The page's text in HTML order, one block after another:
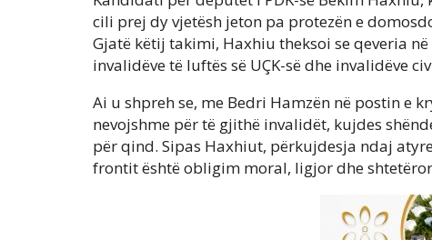
cili prej dy vjetësh jeton pa protezën e
Gjatë këtij takimi, Haxhiu theksoi se qeveria
invalidëve të luftës së UÇK-së dhe invalidëve
Ai u shpreh se, me Bedri Hamzën në postin e
nevojshme për të gjithë invalidët, kujdes
për qind. Sipas Haxhiut, përkujdesja ndaj
frontit është obligim moral, ligjor dhe